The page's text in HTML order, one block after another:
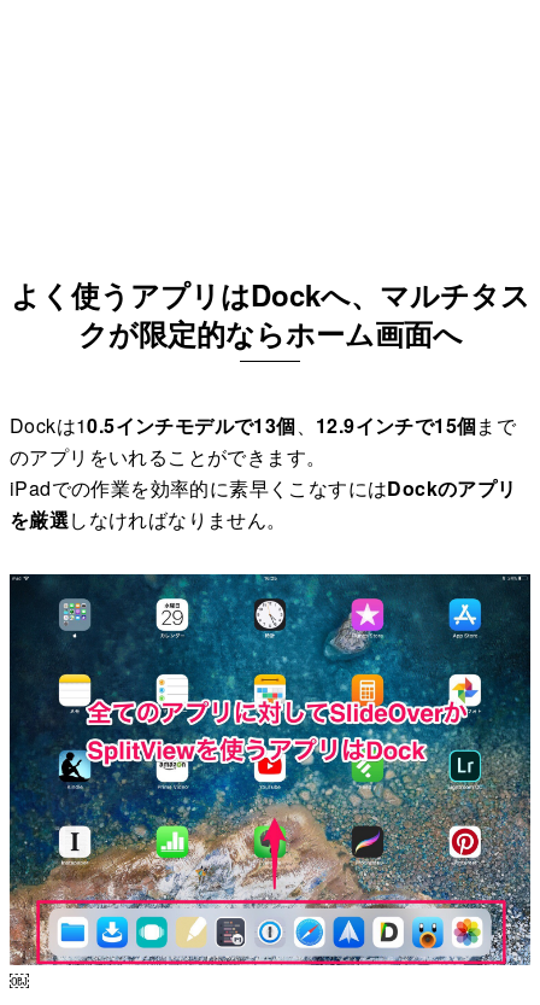
よく使うアプリはDockへ、マルチタス
クが限定的ならホーム画面へ
Dockは10.5インチモデルで13個、 12.9インチで15個まで
のアプリをいれることができます。
iPadでの作業を効率的に素早くこなすにはDockのアプリ
を厳選しなければなりません。
￼